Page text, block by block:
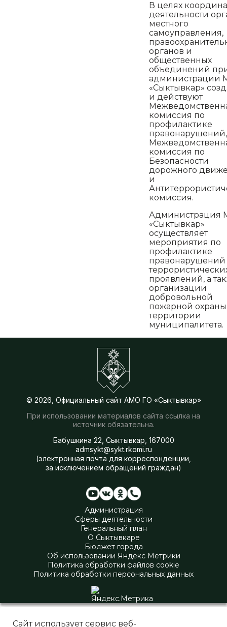
В целях
деятельности
местного
самоуправления,
органов и
общественных
объединений
администрации
«Сыктывкар»
и действуют
комиссия по
профилактике
правонарушений,
комиссия по
Безопасности
дорожного
и
комиссия.
Администрация
«Сыктывкар»
осуществляет
мероприятия по
профилактике
проявлений, а
организации
добровольной
пожарной
территории
муниципалитета.
© 2026, Официальный сайт АМО ГО «Сыктывкар»
При использовании материалов сайта ссылка на
источник обязательна.
Бабушкина 22, Сыктывкар, 167000
admsykt@sykt.rkomi.ru
(электронная почта для корреспонденции,
за исключением обращений граждан)
Администрация
Сферы деятельности
Генеральный план
О Сыктывкаре
Бюджет города
Об использовании Яндекс Метрики
Политика обработки файлов cookie
Политика обработки персональных данных
Сайт использует сервис веб-